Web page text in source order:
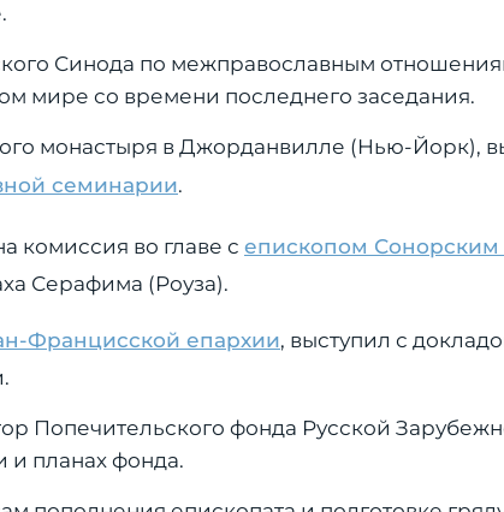
Синода по межправославным
мире со времени последнего заседания.
монастыря в Джорданвилле (Нью-Йорк),
семинарии.
комиссия во главе с епископом Сонорским
Серафима (Роуза).
Францисской епархии, выступил с
Попечительского фонда Русской
и планах фонда.